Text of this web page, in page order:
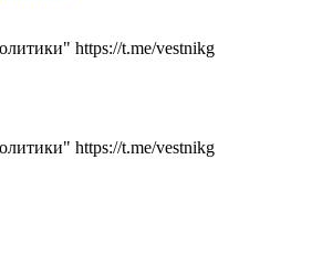
https://t.me/vestnikg
https://t.me/vestnikg